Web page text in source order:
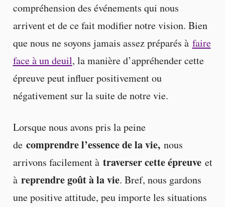
compréhension des événements qui nous
arrivent et de ce fait modifier notre vision. Bien
que nous ne soyons jamais assez préparés à faire
face à un deuil, la manière d’appréhender cette
épreuve peut influer positivement ou
négativement sur la suite de notre vie.
Lorsque nous avons pris la peine
de comprendre l’essence de la vie,nous
arrivons facilement à traverser cette épreuveet
à reprendre goût à la vie. Bref, nous gardons
une positive attitude, peu importe les situations